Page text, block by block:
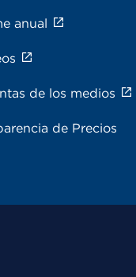
anual
de los medios
de Precios